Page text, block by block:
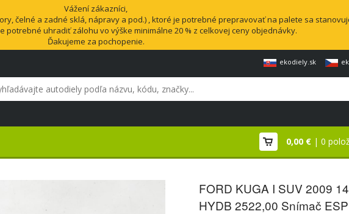
Vážení zákazníci,
čelné a zadné sklá, nápravy a pod.) , ktoré je potrebné prepravovať na palete sa
potrebné uhradiť zálohu vo výške minimálne 20 % z celkovej ceny objednávky.
Ďakujeme za pochopenie.
ekodiely.sk
0,00 € | 0
FORD KUGA I SUV 2009
HYDB 2522,00 Snímač